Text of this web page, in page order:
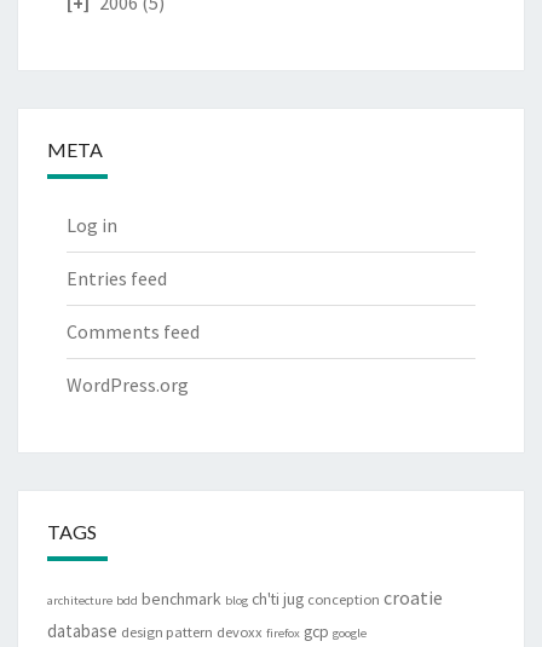
META
Log in
Entries feed
Comments feed
WordPress.org
TAGS
architecture bdd benchmark blog ch'ti jug conception croatie
database design pattern devoxx firefox gcp google